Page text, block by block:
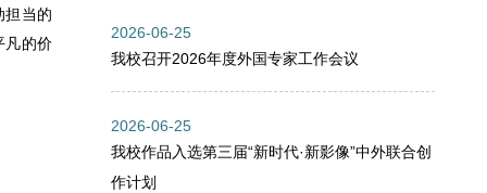
担当的
凡的价
2026-06-25
我校召开2026年度外国专家工作会议
2026-06-25
我校作品入选第三届“新时代·新影像”中外联合创
作计划